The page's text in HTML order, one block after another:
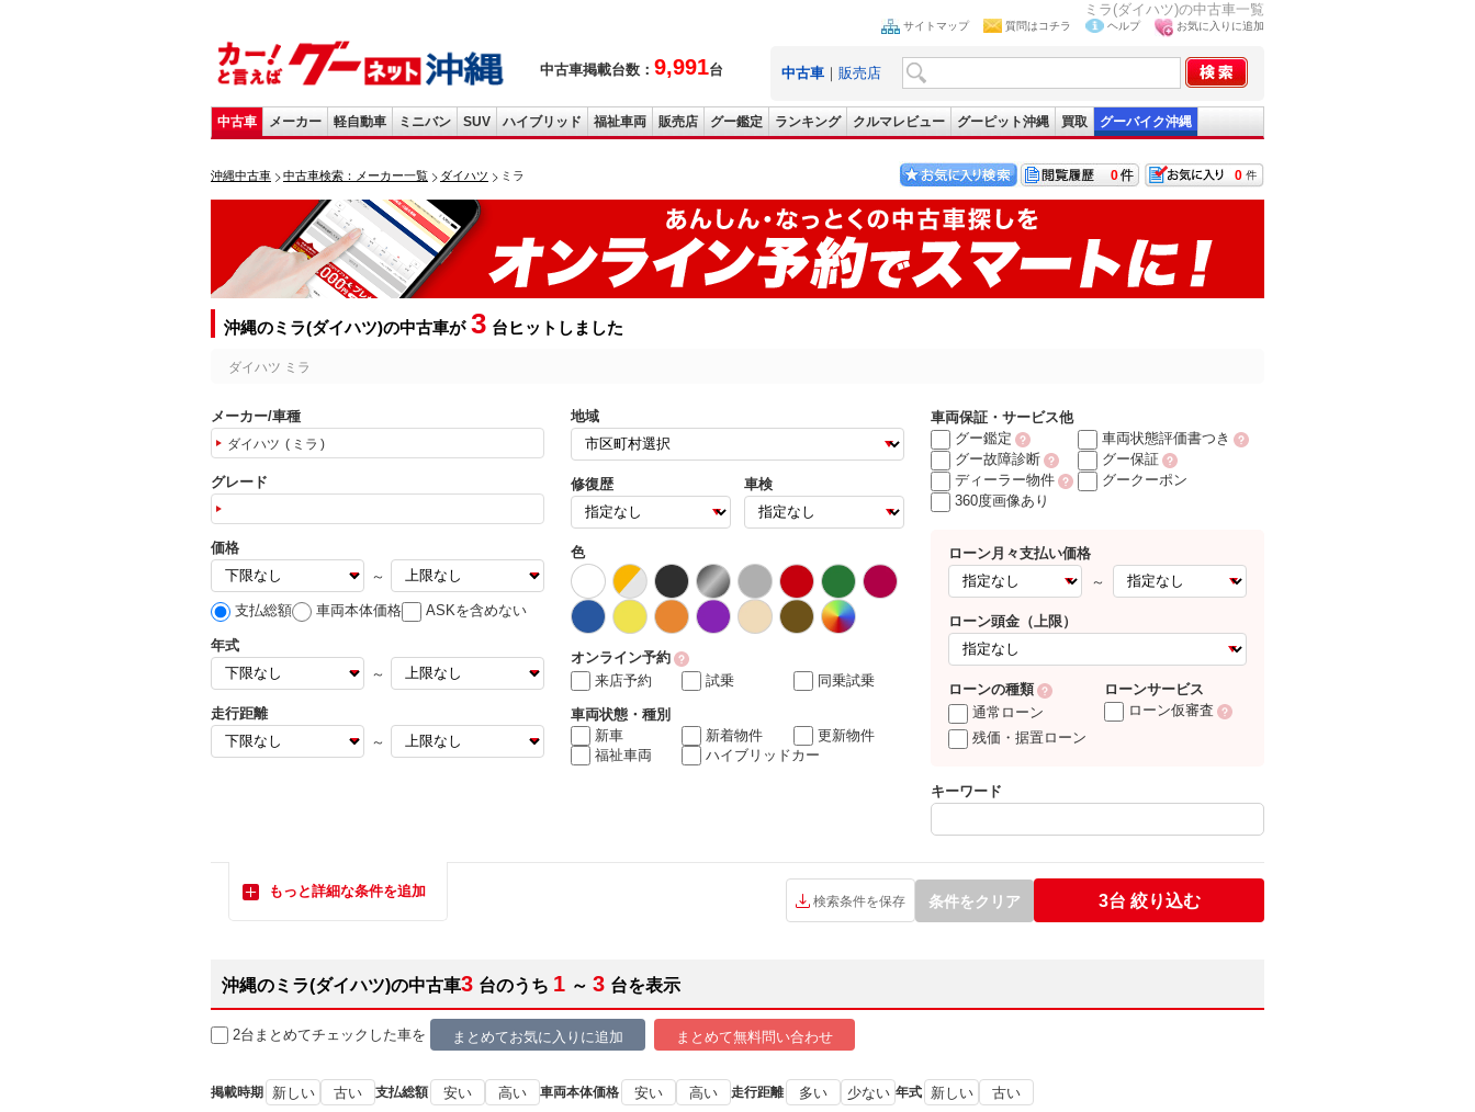
ミラ(ダイハツ)の中古車一覧
中古車掲載台数： 9,991台
サイトマップ 質問はコチラ ヘルプ お気に入りに追加
中古車 ｜ 販売店
中古車 メーカー 軽自動車 ミニバン SUV ハイブリッド 福祉車両 販売店 グー鑑定 ランキング クルマレビュー グーピット沖縄 買取 グーバイク沖縄
沖縄中古車 中古車検索：メーカー一覧 ダイハツ ミラ 0
0
沖縄のミラ(ダイハツ)の中古車が 3 台ヒットしました
ダイハツ ミラ
メーカー/車種
ダイハツ ミラ
グレード
価格
～
支払総額 車両本体価格 ASKを含めない
年式
～
走行距離
～
地域
修復歴 車検
色
オンライン予約
来店予約
試乗 同乗試乗
車両状態・種別
新車
新着物件
更新物件
福祉車両
ハイブリッドカー
車両保証・サービス他
グー鑑定
車両状態評価書つき
グー故障診断
グー保証
ディーラー物件
グークーポン
360度画像あり
ローン月々支払い価格
～
ローン頭金（上限）
ローンの種類
通常ローン
残価・据置ローン
ローンサービス
ローン仮審査
キーワード
もっと詳細な条件を追加
検索条件を保存 条件をクリア 3台 絞り込む
沖縄のミラ(ダイハツ)の中古車3 台のうち 1 ～ 3 台を表示
2台まとめてチェック した車を まとめてお気に入りに追加 まとめて無料問い合わせ
掲載時期 新しい 古い 支払総額 安い 高い 車両本体価格 安い 高い 走行距離 多い 少ない 年式 新しい 古い